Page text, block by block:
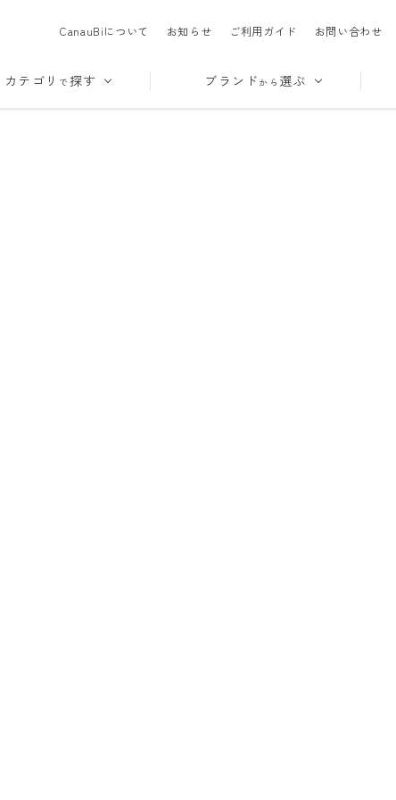
CanauBiについて お知らせ ご利用ガイド お問い合わせ
カテゴリ で探す ブランド から 選ぶ